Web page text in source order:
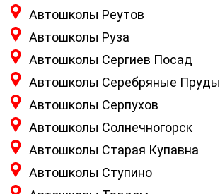
Автошколы Реутов
Автошколы Руза
Автошколы Сергиев Посад
Автошколы Серебряные Пруды
Автошколы Серпухов
Автошколы Солнечногорск
Автошколы Старая Купавна
Автошколы Ступино